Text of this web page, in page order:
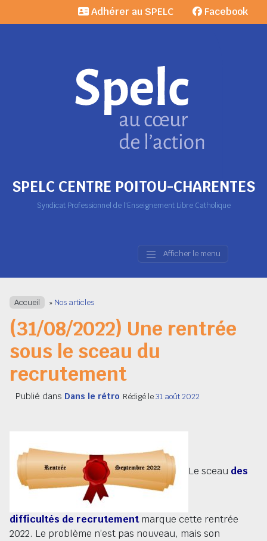
SPELC CENTRE POITOU-CHARENTES
Syndicat Professionnel de l'Enseignement Libre Catholique
Adhérer au SPELC Facebook
Afficher le menu
Accueil » Nos articles
(31/08/2022) Une rentrée
sous le sceau du
recrutement
Publié dans Dans le rétro Rédigé le31 août 2022
Le sceau des
difficultés de recrutementmarque cette rentrée
2022. Le problème n’est pas nouveau, mais son